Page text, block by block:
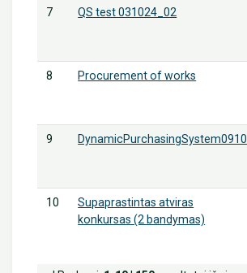
7 QS test 031024_02
8 Procurement of works
9 DynamicPurchasingSystem0910
10
Supaprastintas atviras
konkursas (2 bandymas)